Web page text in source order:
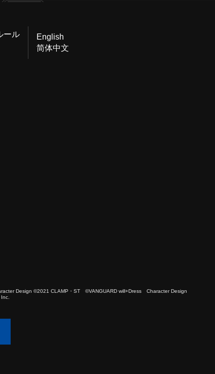
ール
English
简体中文
Design ©2021 CLAMP・ST ©VANGUARD will+Dress Character Design